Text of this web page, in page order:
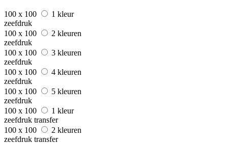
100 x 100
1 kleur
zeefdruk
100 x 100
2 kleuren
zeefdruk
100 x 100
3 kleuren
zeefdruk
100 x 100
4 kleuren
zeefdruk
100 x 100
5 kleuren
zeefdruk
100 x 100
1 kleur
zeefdruk transfer
100 x 100
2 kleuren
zeefdruk transfer